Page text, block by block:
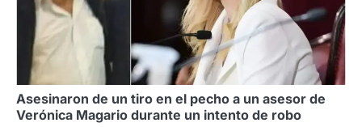
Asesinaron de un tiro en el pecho a un asesor de
Verónica Magario durante un intento de robo